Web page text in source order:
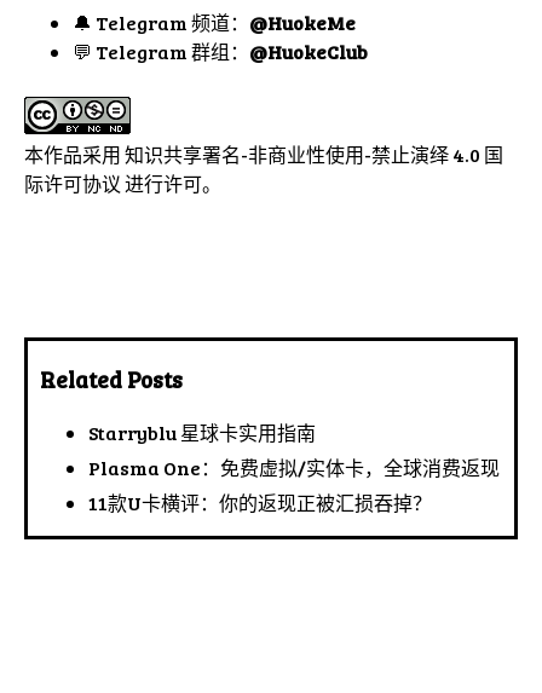
🔔 Telegram 频道： @HuokeMe
💬 Telegram 群组： @HuokeClub
本作品采用知识共享署名-非商业性使用-禁止演绎 4.0 国
际许可协议进行许可。
Related Posts
Starryblu 星球卡实用指南
Plasma One：免费虚拟/实体卡，全球消费返现
11款U卡横评：你的返现正被汇损吞掉？